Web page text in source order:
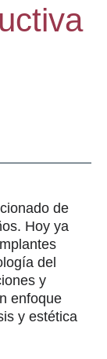
de
Hoy ya
del
y
enfoque
y estética